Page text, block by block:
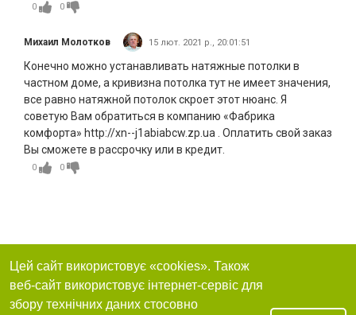
0 0
Михаил Молотков 15 лют. 2021 р., 20:01:51
Конечно можно устанавливать натяжные потолки в
частном доме, а кривизна потолка тут не имеет значения,
все равно натяжной потолок скроет этот нюанс. Я
советую Вам обратиться в компанию «Фабрика
комфорта» http://xn--j1abiabcw.zp.ua . Оплатить свой заказ
Вы сможете в рассрочку или в кредит.
0 0
Цей сайт використовує «cookies». Також
веб-сайт використовує інтернет-сервіс для
збору технічних даних стосовно